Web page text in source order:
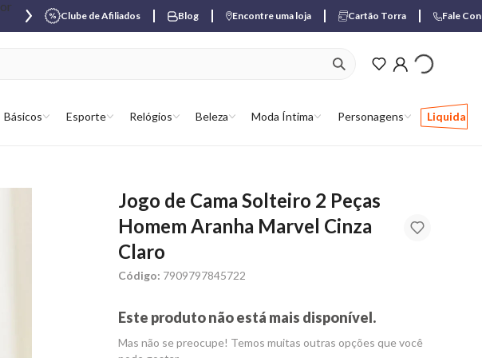
Clube de Afiliados Blog Encontre uma loja Cartão Torra Fale
Básicos Esporte Relógios Beleza Moda Íntima Personagens Liquida
ver produtos
Jogo de Cama Solteiro 2 Peças
Homem Aranha Marvel Cinza
Claro
Código: 7909797845722
Este produto não está mais disponível.
Mas não se preocupe! Temos muitas outras opções que você